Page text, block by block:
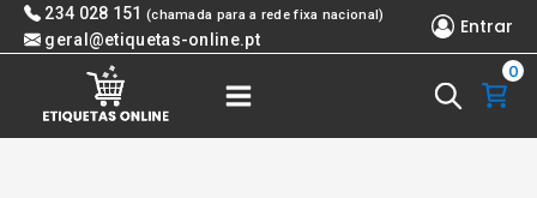
Skip 234 028 151 (chamada para a rede fixa nacional)
geral@etiquetas-online.pt
Entrar
0